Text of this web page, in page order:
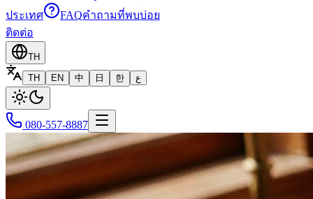
ประเทศ
FAQคำถามที่พบบ่อย
ติดต่อ
TH
TH
EN 中 日 한 ع
080-557-8887